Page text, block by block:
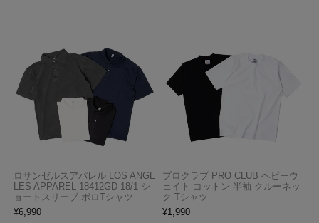
ロサンゼルスアパレル LOS ANGE
LES APPAREL 18412GD 18/1 シ
ョートスリーブ ポロTシャツ
¥6,990
プロクラブ PRO CLUB ヘビーウ
ェイト コットン 半袖 クルーネッ
ク Tシャツ
¥1,990